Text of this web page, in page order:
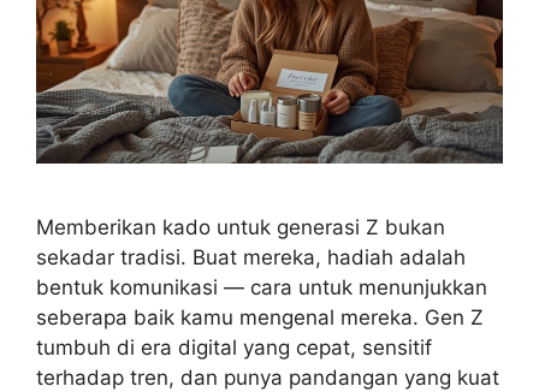
Memberikan kado untuk generasi Z bukan
sekadar tradisi. Buat mereka, hadiah adalah
bentuk komunikasi — cara untuk menunjukkan
seberapa baik kamu mengenal mereka. Gen Z
tumbuh di era digital yang cepat, sensitif
terhadap tren, dan punya pandangan yang kuat